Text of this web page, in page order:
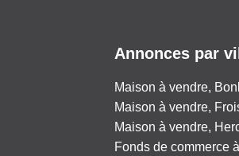
Annonces par
Maison à vendre,
Maison à vendre,
Maison à vendre,
Fonds de commerce